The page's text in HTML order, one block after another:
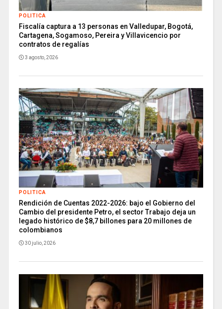
POLITICA
Fiscalía captura a 13 personas en Valledupar, Bogotá,
Cartagena, Sogamoso, Pereira y Villavicencio por
contratos de regalías
3 agosto, 2026
POLITICA
Rendición de Cuentas 2022-2026: bajo el Gobierno del
Cambio del presidente Petro, el sector Trabajo deja un
legado histórico de $8,7 billones para 20 millones de
colombianos
30 julio, 2026